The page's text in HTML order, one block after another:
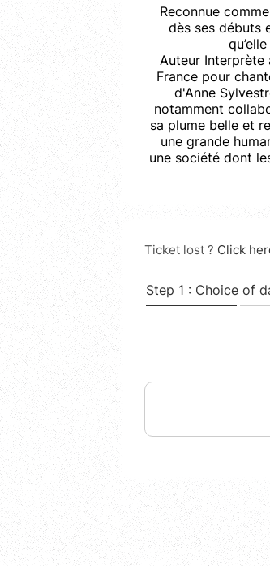
Reconnue
dès ses débuts
Auteur Interprète
France pour
d'Anne
notamment
sa plume belle et
une grande
une société dont